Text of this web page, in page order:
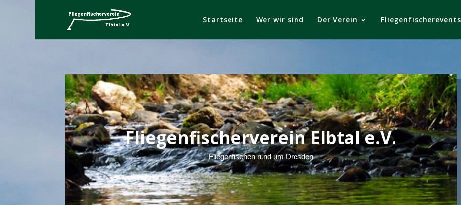
Startseite Wer wir sind Der Verein Fliegenfischerevents
Fliegenfischerverein Elbtal e.V.
Fliegenfischen rund um Dresden